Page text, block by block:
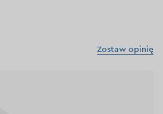
Zostaw opinię